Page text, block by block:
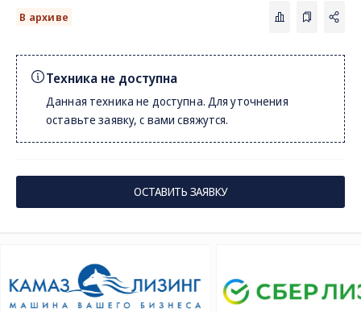
СОЦ. СЕТИ ТЕЛЕФОН
Звонок бесплатный
В архиве
Техника не доступна
Данная техника не доступна. Для уточнения
оставьте заявку, с вами свяжутся.
ОСТАВИТЬ ЗАЯВКУ